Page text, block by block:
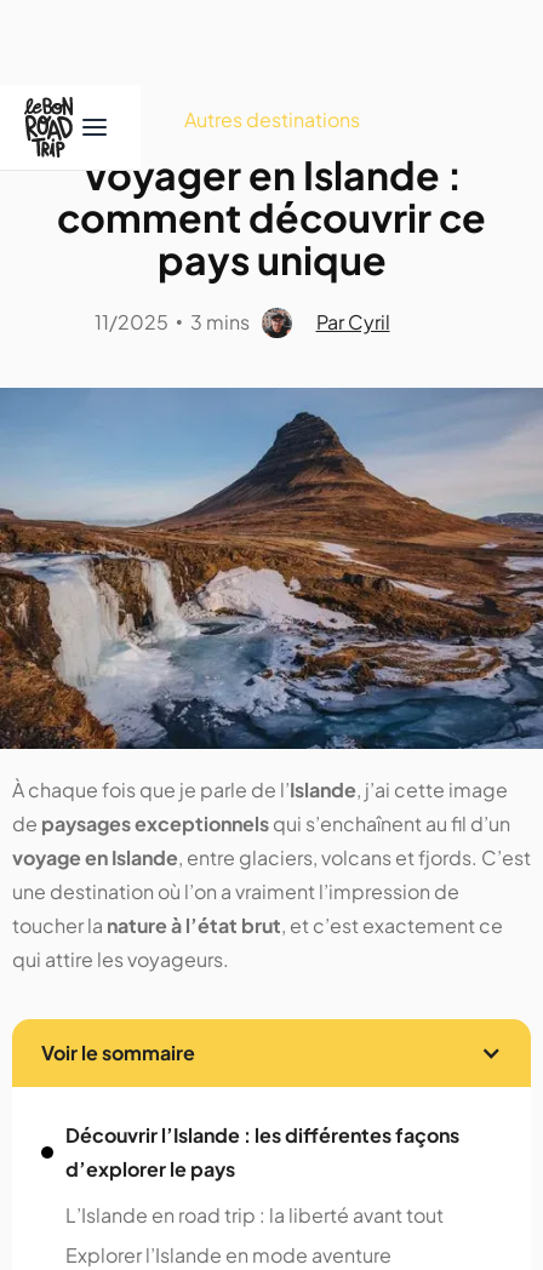
Autres destinations
Voyager en Islande :
comment découvrir ce
pays unique
11/2025 • 3 mins Par Cyril
À chaque fois que je parle de l’Islande, j’ai cette image
de paysages exceptionnelsqui s’enchaînent au fil d’un
voyage en Islande, entre glaciers, volcans et fjords. C’est
une destination où l’on a vraiment l’impression de
toucher la nature à l’état brut, et c’est exactement ce
qui attire les voyageurs.
Voir le sommaire
Découvrir l’Islande : les différentes façons
d’explorer le pays
L’Islande en road trip : la liberté avant tout
Explorer l’Islande en mode aventure